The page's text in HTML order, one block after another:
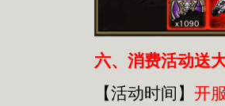
六、消费活动送
【活动时间】 开